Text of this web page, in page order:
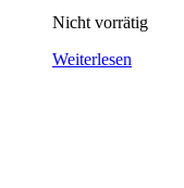
Nicht vorrätig
Weiterlesen